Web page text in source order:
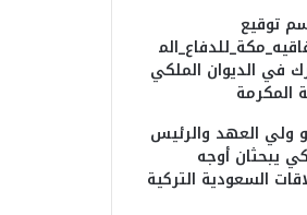
توقيع
في الديوان الملكي
المكرمة
ولي العهد والرئيس
يبحثان أوجه
السعودية التركية